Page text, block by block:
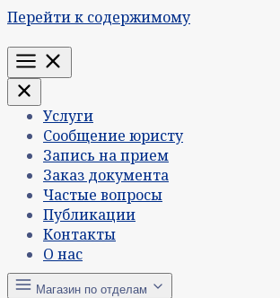
Перейти к содержимому
Меню
Услуги
Сообщение юристу
Запись на прием
Заказ документа
Частые вопросы
Публикации
Контакты
О нас
Магазин по отделам